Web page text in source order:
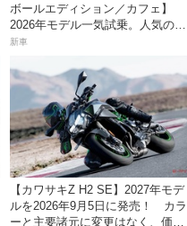
ボールエディション／カフェ】
2026年モデル一気試乗。人気の国
産ネオレトロモデルが扱いやすく
新車
【カワサキZ H2 SE】2027年モデ
ルを2026年9月5日に発売！ カラ
ーと主要諸元に変更はなく、価格